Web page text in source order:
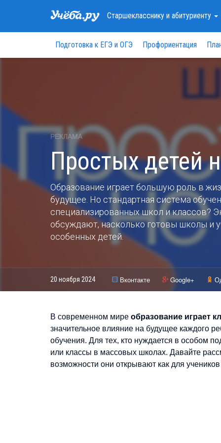
Старшеклассникуи абитуриенту
Подготовка к ЕГЭ и ОГЭ Профориентация
РЕКЛАМА
Простых детей
Образование играет большую роль в
будущее. Но стандартная система
специализированных школ и классов?
обсуждают, насколько готовы школы и
особенных детей.
20 ноября 2024 Вконтакте Google+
В современном мире образование играет
значительное влияние на будущее каждого
обучения. Для тех, кто нуждается в особом
или классы в массовых школах. Давайте
возможности они открывают как для